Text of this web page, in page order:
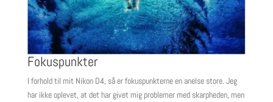
Fokuspunkter
I forhold til mit Nikon D4, så er fokuspunkterne en anelse store. Jeg
har ikke oplevet, at det har givet mig problemer med skarpheden, men